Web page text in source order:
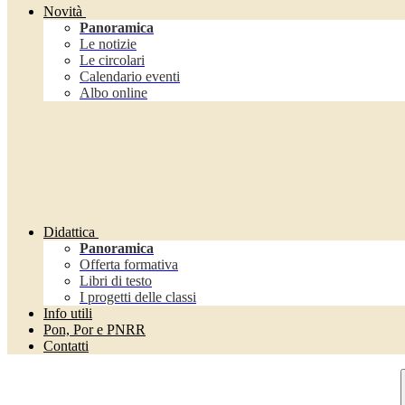
Novità
Panoramica
Le notizie
Le circolari
Calendario eventi
Albo online
Didattica
Panoramica
Offerta formativa
Libri di testo
I progetti delle classi
Info utili
Pon, Por e PNRR
Contatti